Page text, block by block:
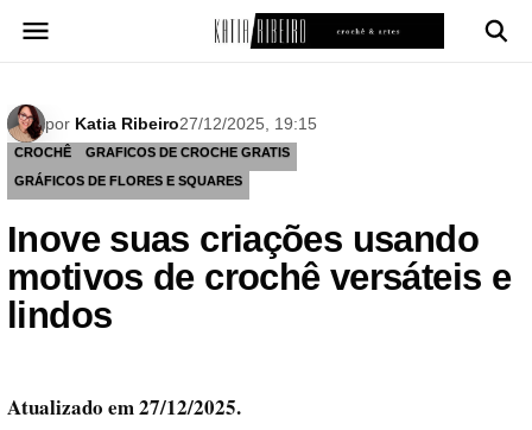
para
por Katia Ribeiro27/12/2025, 19:15
CROCHÊ
GRAFICOS DE CROCHE GRATIS
GRÁFICOS DE FLORES E SQUARES
Inove suas criações usando
motivos de crochê versáteis e
lindos
Atualizado em 27/12/2025.